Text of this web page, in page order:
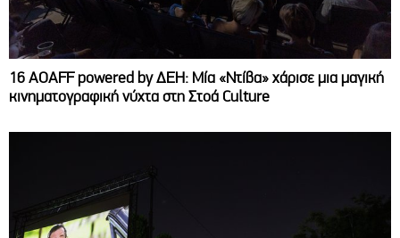
16 AOAFF powered by ΔΕΗ: Μία «Ντίβα» χάρισε μια μαγική
κινηματογραφική νύχτα στη Στοά Culture